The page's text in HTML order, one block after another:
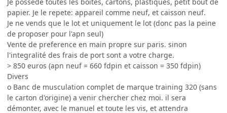
Je possede toutes les boites, cartons, plastiques, petit bout de
papier. Je le repete: appareil comme neuf, et caisson neuf.
Je ne vends que le lot et uniquement le lot (donc pas la peine
de proposer pour l'apn seul)
Vente de preference en main propre sur paris. sinon
l'integralité des frais de port sont a votre charge.
> 850 euros (apn neuf = 660 fdpin et caisson = 350 fdpin)
Divers
o Banc de musculation complet de marque training 320 (sans
le carton d'origine) a venir chercher chez moi. il sera
démonter, avec le manuel et toute les vis, et attendra